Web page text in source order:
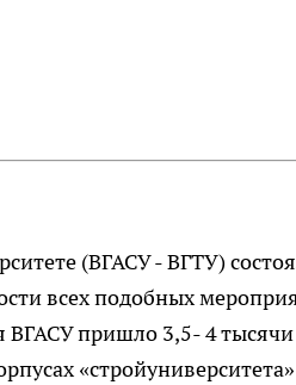
(ВГАСУ - ВГТУ)
всех подобных
пришло 3,5- 4 тысячи